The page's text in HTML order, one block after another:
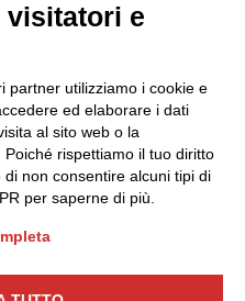
Finanziamenti e bandi
News & Eventi
visitatori e
partner utilizziamo i cookie e
ed elaborare i dati
al sito web o la
rispettiamo il tuo diritto
non consentire alcuni tipi di
per saperne di più.